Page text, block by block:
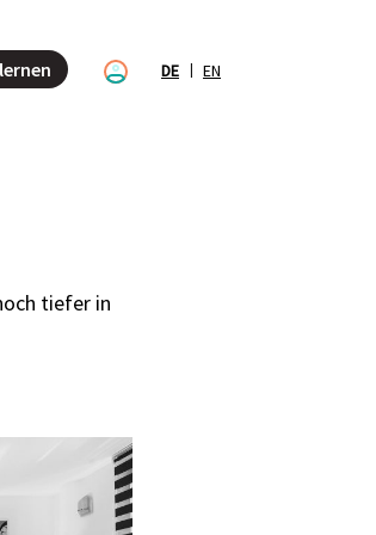
DE EN
tiefer in